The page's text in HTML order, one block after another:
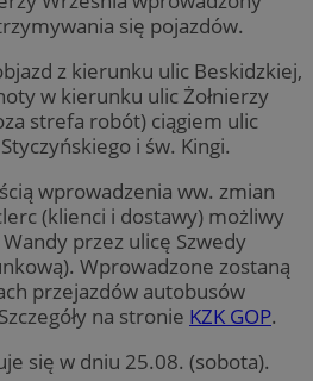
się pojazdów.
z kierunku ulic Beskidzkiej,
w kierunku ulic Żołnierzy
strefa robót) ciągiem ulic
i św. Kingi.
wprowadzenia ww. zmian
(klienci i dostawy) możliwy
przez ulicę Szwedy
Wprowadzone zostaną
przejazdów autobusów
na stronie KZK GOP.
się w dniu 25.08. (sobota).